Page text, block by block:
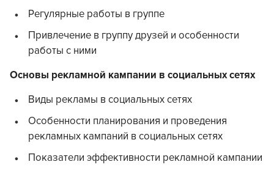
Регулярные работы в группе
Привлечение в группу друзей и особенности
работы с ними
Основы рекламной кампании в социальных сетях
Виды рекламы в социальных сетях
Особенности планирования и проведения
рекламных кампаний в социальных сетях
Показатели эффективности рекламной кампании